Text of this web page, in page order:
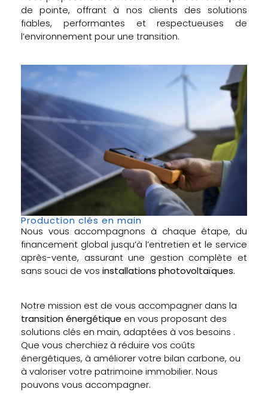
de pointe, offrant à nos clients des solutions
fiables, performantes et respectueuses de
l’environnement pour une transition.
Production clés en main
Nous vous accompagnons à chaque étape, du
financement global jusqu’à l’entretien et le service
après-vente, assurant une gestion complète et
sans souci de vos installations photovoltaïques.
Notre mission est de vous accompagner dans la
transition énergétique en vous proposant des
solutions clés en main, adaptées à vos besoins .
Que vous cherchiez à réduire vos coûts
énergétiques, à améliorer votre bilan carbone, ou
à valoriser votre patrimoine immobilier. Nous
pouvons vous accompagner.